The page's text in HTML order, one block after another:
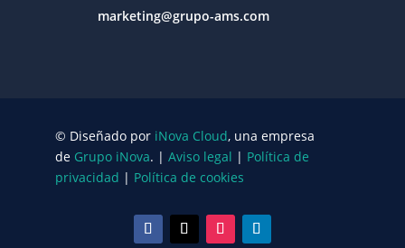
marketing@grupo-ams.com
© Diseñado por iNova Cloud, una empresa
de Grupo iNova. | Aviso legal | Política de
privacidad | Política de cookies